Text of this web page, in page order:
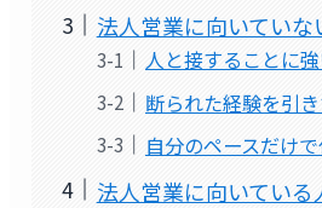
法人営業に向いていな
人と接することに
断られた経験を引
自分のペースだけ
法人営業に向いている